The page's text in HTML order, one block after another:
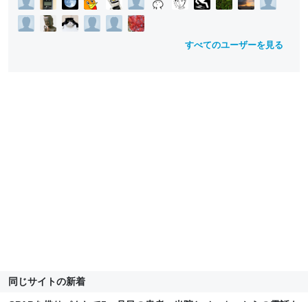
すべてのユーザーを見る
同じサイトの新着